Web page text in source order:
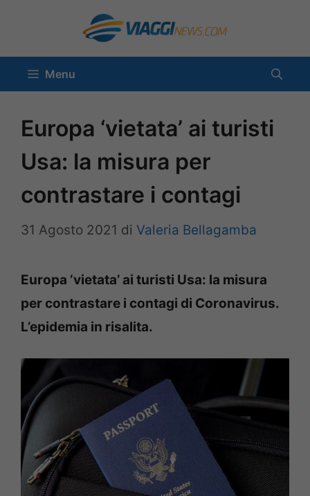
contenuto
Menu
Europa ‘vietata’ ai turisti
Usa: la misura per
contrastare i contagi
31 Agosto 2021 di Valeria Bellagamba
Europa ‘vietata’ ai turisti Usa: la misura
per contrastare i contagi di Coronavirus.
L’epidemia in risalita.